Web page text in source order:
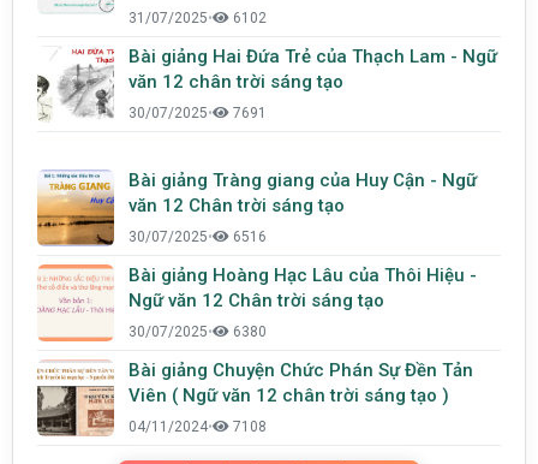
31/07/2025• 6102
Bài giảng Hai Đứa Trẻ của Thạch Lam - Ngữ
văn 12 chân trời sáng tạo
30/07/2025• 7691
Bài giảng Tràng giang của Huy Cận - Ngữ
văn 12 Chân trời sáng tạo
30/07/2025• 6516
Bài giảng Hoàng Hạc Lâu của Thôi Hiệu -
Ngữ văn 12 Chân trời sáng tạo
30/07/2025• 6380
Bài giảng Chuyện Chức Phán Sự Đền Tản
Viên ( Ngữ văn 12 chân trời sáng tạo )
04/11/2024• 7108